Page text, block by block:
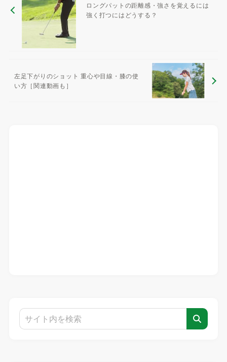
ロングパットの距離感・強さを覚えるには
強く打つにはどうする？
左足下がりのショット 重心や目線・膝の使
い方［関連動画も］